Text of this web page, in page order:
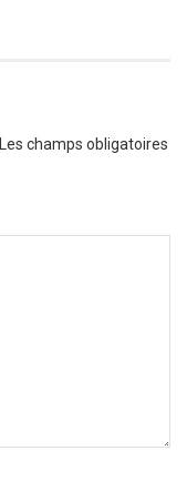
Les champs obligatoires